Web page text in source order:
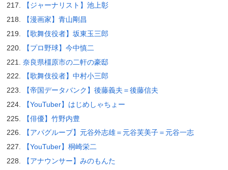
【ジャーナリスト】池上彰
【漫画家】青山剛昌
【歌舞伎役者】坂東玉三郎
【プロ野球】今中慎二
奈良県橿原市の二軒の豪邸
【歌舞伎役者】中村小三郎
【帝国データバンク】後藤義夫＝後藤信夫
【YouTuber】はじめしゃちょー
【俳優】竹野内豊
【アパグループ】元谷外志雄＝元谷芙美子＝元谷一志
【YouTuber】桐崎栄二
【アナウンサー】みのもんた